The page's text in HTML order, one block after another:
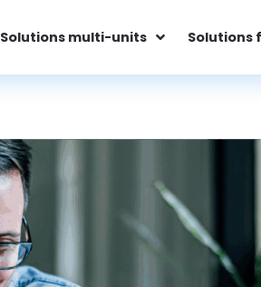
Solutions multi-units Solutions